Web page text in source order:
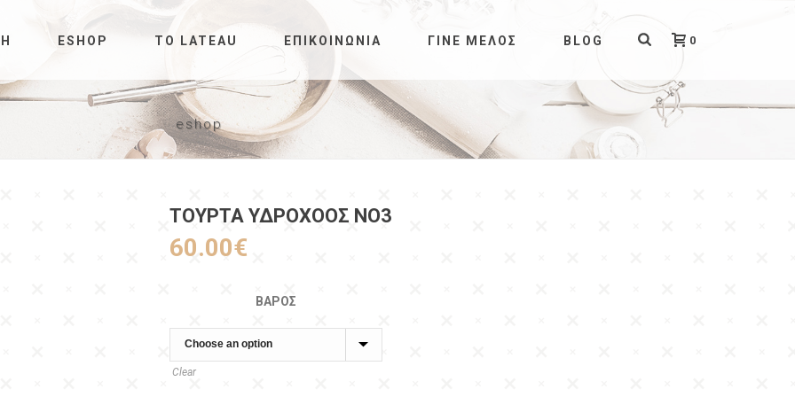
ESHOP ΤΟ LATEAU ΕΠΙΚΟΙΝΩΝΊΑ ΓΊΝΕ ΜΈΛΟΣ BLOG 0
eshop
ΤΟΥΡΤΑ ΥΔΡΟΧΌΟΣ ΝΟ3
60.00€
ΒΆΡΟΣ
Clear